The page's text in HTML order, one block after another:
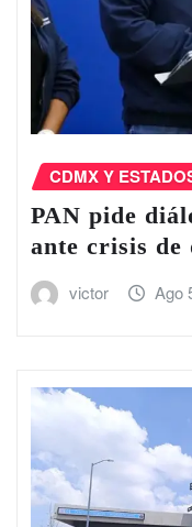
CDMX Y
PAN pide
ante crisis de
victor Ago